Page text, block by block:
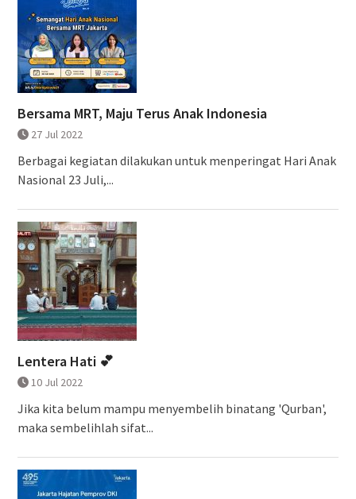
Bersama MRT, Maju Terus Anak Indonesia
27 Jul 2022
Berbagai kegiatan dilakukan untuk menperingat Hari Anak
Nasional 23 Juli,...
Lentera Hati 💕
10 Jul 2022
Jika kita belum mampu menyembelih binatang 'Qurban',
maka sembelihlah sifat...